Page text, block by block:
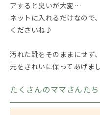
アすると臭いが大変…
ネットに入れるだけなので
くださいね♪
汚れた靴をそのままにせず
元をきれいに保ってあげま
たくさんのママさんたち